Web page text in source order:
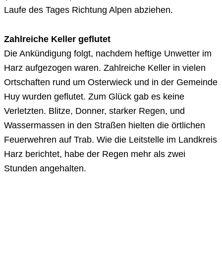
Laufe des Tages Richtung Alpen abziehen.
Zahlreiche Keller geflutet
Die Ankündigung folgt, nachdem heftige Unwetter im
Harz aufgezogen waren. Zahlreiche Keller in vielen
Ortschaften rund um Osterwieck und in der Gemeinde
Huy wurden geflutet. Zum Glück gab es keine
Verletzten. Blitze, Donner, starker Regen, und
Wassermassen in den Straßen hielten die örtlichen
Feuerwehren auf Trab. Wie die Leitstelle im Landkreis
Harz berichtet, habe der Regen mehr als zwei
Stunden angehalten.